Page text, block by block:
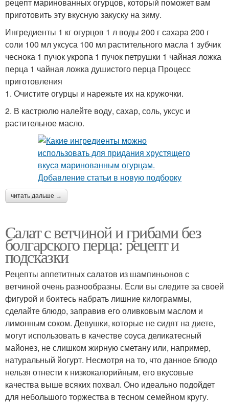
приготовить эту вкусную закуску на зиму.
Ингредиенты 1 кг огурцов 1 л воды 200 г сахара 200 г
соли 100 мл уксуса 100 мл растительного масла 1 зубчик
чеснока 1 пучок укропа 1 пучок петрушки 1 чайная ложка
перца 1 чайная ложка душистого перца Процесс
приготовления
1. Очистите огурцы и нарежьте их на кружочки.
2. В кастрюлю налейте воду, сахар, соль, уксус и
растительное масло.
читать дальше →
Салат с ветчиной и грибами без
болгарского перца: рецепт и
подсказки
Рецепты аппетитных салатов из шампиньонов с
ветчиной очень разнообразны. Если вы следите за своей
фигурой и боитесь набрать лишние килограммы,
сделайте блюдо, заправив его оливковым маслом и
лимонным соком. Девушки, которые не сидят на диете,
могут использовать в качестве соуса деликатесный
майонез, не слишком жирную сметану или, например,
натуральный йогурт. Несмотря на то, что данное блюдо
нельзя отнести к низкокалорийным, его вкусовые
качества выше всяких похвал. Оно идеально подойдет
для небольшого торжества в тесном семейном кругу.